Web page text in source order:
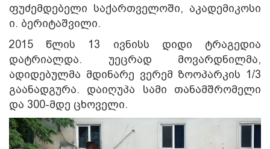
ფუძემდებელი საქართველოში, აკადემიკოსი
ი. ბერიტაშვილი.
2015 წლის 13 ივნისს დიდი ტრაგედია
დატრიალდა. უეცრად მოვარდნილმა,
ადიდებულმა მდინარე ვერემ ზოოპარკის 1/3
გაანადგურა. დაიღუპა სამი თანამშრომელი
და 300-მდე ცხოველი.